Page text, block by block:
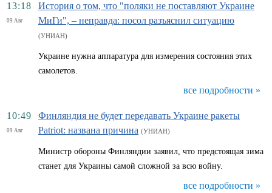
13:18
09 Авг
История о том, что "поляки не поставляют Украине
МиГи", – неправда: посол разъяснил ситуацию
(УНИАН)
Украине нужна аппаратура для измерения состояния этих
самолетов.
все подробности »
10:49
09 Авг
Финляндия не будет передавать Украине ракеты
Patriot: названа причина (УНИАН)
Министр обороны Финляндии заявил, что предстоящая зима
станет для Украины самой сложной за всю войну.
все подробности »